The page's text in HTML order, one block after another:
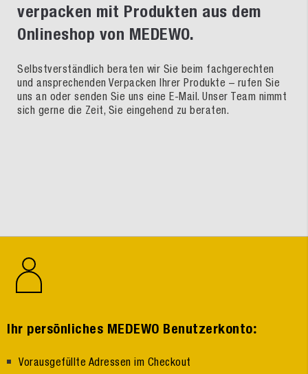
verpacken mit Produkten aus dem
Onlineshop von MEDEWO.
Selbstverständlich beraten wir Sie beim fachgerechten
und ansprechenden Verpacken Ihrer Produkte – rufen Sie
uns an oder senden Sie uns eine E-Mail. Unser Team nimmt
sich gerne die Zeit, Sie eingehend zu beraten.
Ihr persönliches MEDEWO Benutzerkonto:
Vorausgefüllte Adressen im Checkout